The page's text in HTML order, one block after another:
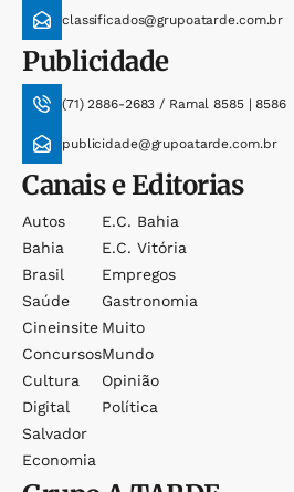
classificados@grupoatarde.com.br
Publicidade
(71) 2886-2683 / Ramal 8585 | 8586
publicidade@grupoatarde.com.br
Canais e Editorias
Autos
Bahia
Brasil
Saúde
Cineinsite
Concursos
Cultura
Digital
Salvador
Economia
E.c. Bahia
E.c. Vitória
Empregos
Gastronomia
Muito
Mundo
Opinião
Política